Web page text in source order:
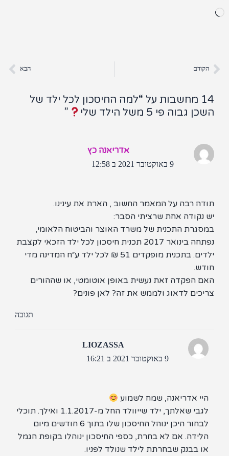
הבא
14 מחשבות על “למה החיסכון לכל ילד של
גבוה פי 5 משל הילד שלי
”
אדריאנה כץ
9 באוקטובר 2021 ב 12:58
רבה על המאמר החשוב , הארת את עינינו.
נקודה אחת שרציתי הסבר:
התכנית של משרד האוצר והביטוח הלאומי,
נפתחה בינואר 2017 תכנית חיסכון לכל ילד הזכאי לקצבת
ילדים. בתכנית מופקדים 51 ₪ לכל ילד ע״ח המדינה מדי
הפקדה זאת נעשית באופן אוטומטי, או שההורים
לדאוג ולממש את זה? לאן פונים?
LIOZASSA
9 באוקטובר 2021 ב 16:21
אדריאנה, שמח לשמוע
לגבי שאלתך, ילד שייוולד החל מ-1.1.2017 ואילך. תוכלי
לבחור היכן ינוהל החיסכון שלו בתוך 6 חודשים מיום
אם לא בחרת, כספי החיסכון ינוהלו בקופת הגמל
בבנק שבחרתת לילד שנולד לפניו.